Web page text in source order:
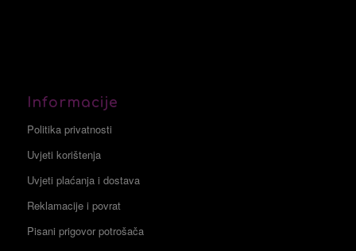
Informacije
Politika privatnosti
Uvjeti korištenja
Uvjeti plaćanja i dostava
Reklamacije i povrat
Pisani prigovor potrošača